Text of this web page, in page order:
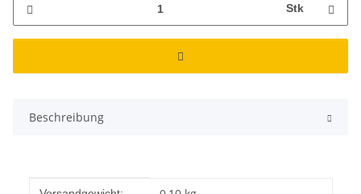
Stk
Beschreibung